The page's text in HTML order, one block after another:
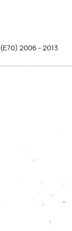
2006 - 2013